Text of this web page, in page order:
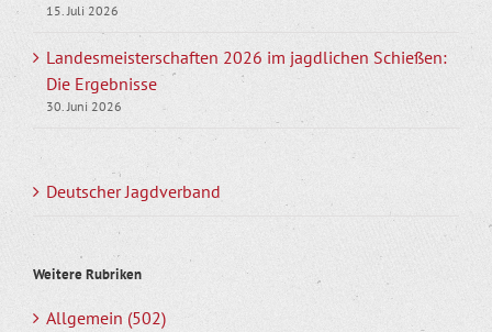
15. Juli 2026
Landesmeisterschaften 2026 im jagdlichen Schießen:
Die Ergebnisse
30. Juni 2026
Deutscher Jagdverband
Weitere Rubriken
Allgemein (502)